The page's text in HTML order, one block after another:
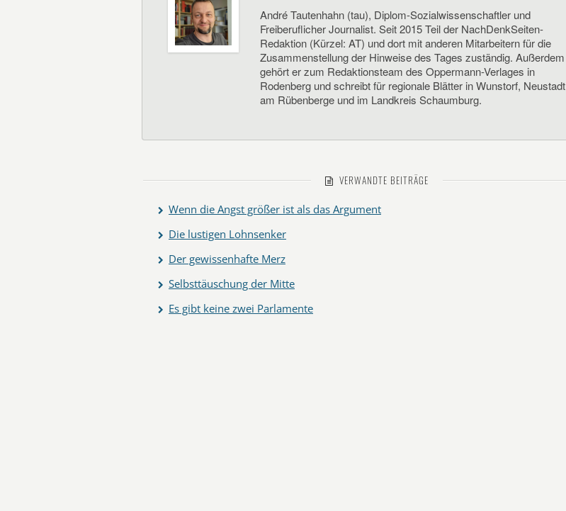
André Tautenhahn (tau), Diplom-Sozialwissenschaftler und
Freiberuflicher Journalist. Seit 2015 Teil der NachDenkSeiten-
Redaktion (Kürzel: AT) und dort mit anderen Mitarbeitern für die
Zusammenstellung der Hinweise des Tages zuständig. Außerdem
gehört er zum Redaktionsteam des Oppermann-Verlages in
Rodenberg und schreibt für regionale Blätter in Wunstorf, Neustadt
am Rübenberge und im Landkreis Schaumburg.
VERWANDTE BEITRÄGE
Wenn die Angst größer ist als das Argument
Die lustigen Lohnsenker
Der gewissenhafte Merz
Selbsttäuschung der Mitte
Es gibt keine zwei Parlamente